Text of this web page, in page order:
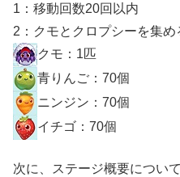
1：移動回数20回以内
2：クモとクロプシーを集め
クモ：1匹
青りんご：70個
ニンジン：70個
イチゴ：70個
次に、ステージ概要について